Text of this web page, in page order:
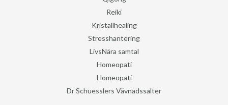
Reiki
Kristallhealing
Stresshantering
LivsNära samtal
Homeopati
Homeopati
Dr Schuesslers Vävnadssalter